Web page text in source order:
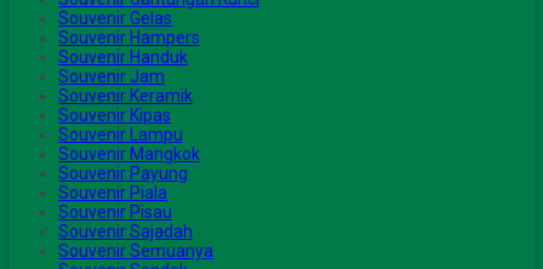
Souvenir Gelas
Souvenir Hampers
Souvenir Handuk
Souvenir Jam
Souvenir Keramik
Souvenir Kipas
Souvenir Lampu
Souvenir Mangkok
Souvenir Payung
Souvenir Piala
Souvenir Pisau
Souvenir Sajadah
Souvenir Semuanya